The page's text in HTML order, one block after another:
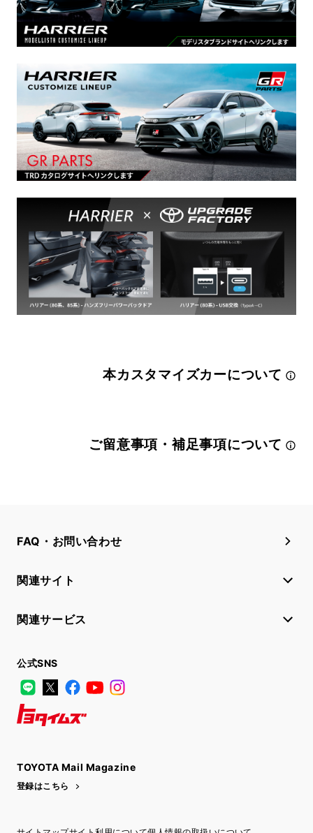
本カスタマイズカーについて
ご留意事項・補足事項について
FAQ・お問い合わせ
関連サイト
関連サービス
公式SNS
LINE
X FacebookYouTube
TOYOTA Mail Magazine
登録はこちら